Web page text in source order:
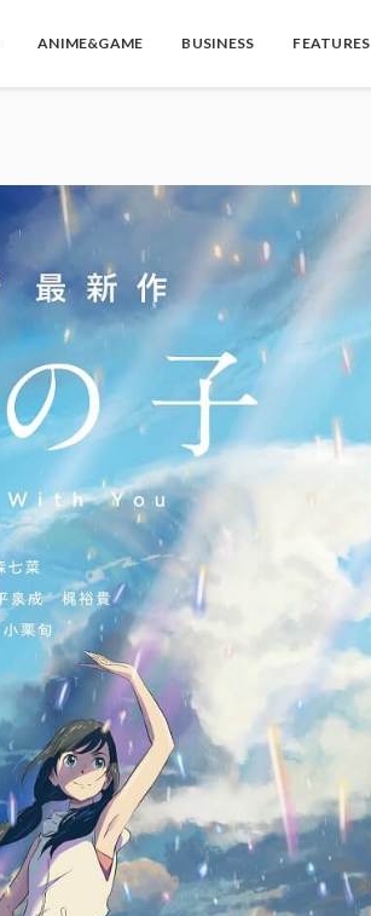
ANIME&GAME BUSINESS FEATURES